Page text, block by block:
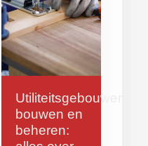
Utiliteitsgebouwen
bouwen en
beheren: